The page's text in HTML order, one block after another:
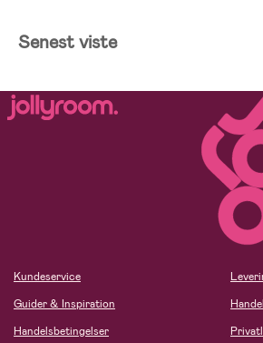
Senest viste
Kundeservice
Guider & Inspiration
Handelsbetingelser